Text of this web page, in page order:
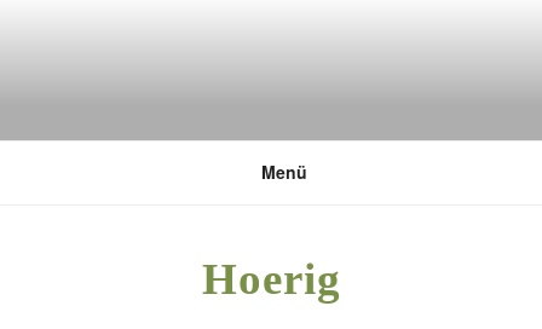
DEUTSCHE UMWELTSTIFTUNG
Menü
Hoerig